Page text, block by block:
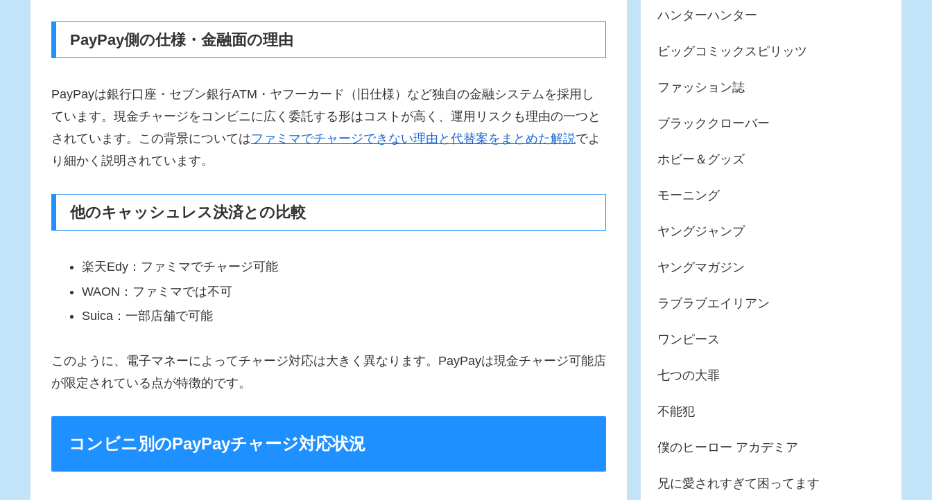
PayPay側の仕様・金融面の理由
PayPayは銀行口座・セブン銀行ATM・ヤフーカード（旧仕様）など独自の金融システムを採用し
ています。現金チャージをコンビニに広く委託する形はコストが高く、運用リスクも理由の一つと
されています。この背景についてはファミマでチャージできない理由と代替案をまとめた解説でよ
り細かく説明されています。
他のキャッシュレス決済との比較
楽天Edy：ファミマでチャージ可能
WAON：ファミマでは不可
Suica：一部店舗で可能
このように、電子マネーによってチャージ対応は大きく異なります。PayPayは現金チャージ可能店
が限定されている点が特徴的です。
コンビニ別のPayPayチャージ対応状況
ハンターハンター
ビッグコミックスピリッツ
ファッション誌
ブラッククローバー
ホビー＆グッズ
モーニング
ヤングジャンプ
ヤングマガジン
ラブラブエイリアン
ワンピース
七つの大罪
不能犯
僕のヒーロー アカデミア
兄に愛されすぎて困ってます